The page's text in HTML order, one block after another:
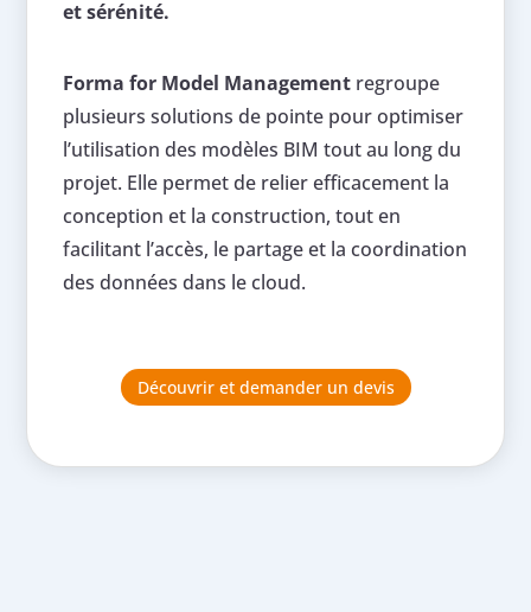
et sérénité.
Forma for Model Management regroupe
plusieurs solutions de pointe pour optimiser
l’utilisation des modèles BIM tout au long du
projet. Elle permet de relier efficacement la
conception et la construction, tout en
facilitant l’accès, le partage et la coordination
des données dans le cloud.
Découvrir et demander un devis